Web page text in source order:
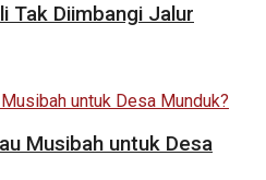
Tak Diimbangi Jalur
Musibah untuk Desa